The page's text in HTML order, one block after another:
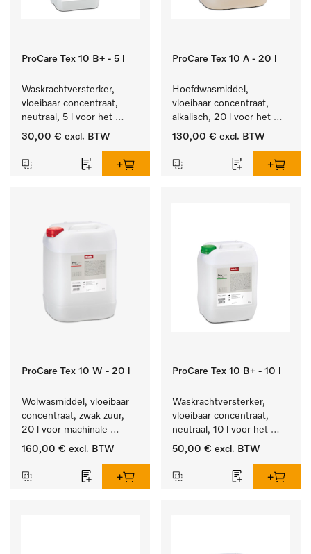
ProCare Tex 10 B+ - 5 l
Waskrachtversterker,
vloeibaar concentraat,
neutraal, 5 l voor het
effectief verwijderen van
30,00 € excl. BTW
ProCare Tex 10 A - 20 l
Hoofdwasmiddel,
vloeibaar concentraat,
alkalisch, 20 l voor het
reinigen van wit wasgoed
130,00 € excl. BTW
ProCare Tex 10 W - 20 l
Wolwasmiddel, vloeibaar
concentraat, zwak zuur,
20 l voor machinale
reiniging van wol.
160,00 € excl. BTW
ProCare Tex 10 B+ - 10 l
Waskrachtversterker,
vloeibaar concentraat,
neutraal, 10 l voor het
effectief verwijderen van
50,00 € excl. BTW